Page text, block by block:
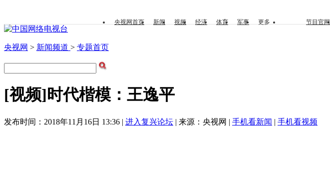
央视网首页 新闻 视频 经济 体育 军事 更多 节目官网
央视网 > 新闻频道 > 专题首页
[视频]时代楷模：王逸平
发布时间：2018年11月16日 13:36 | 进入复兴论坛 | 来源：央视网 | 手机看新闻 | 手机看视频